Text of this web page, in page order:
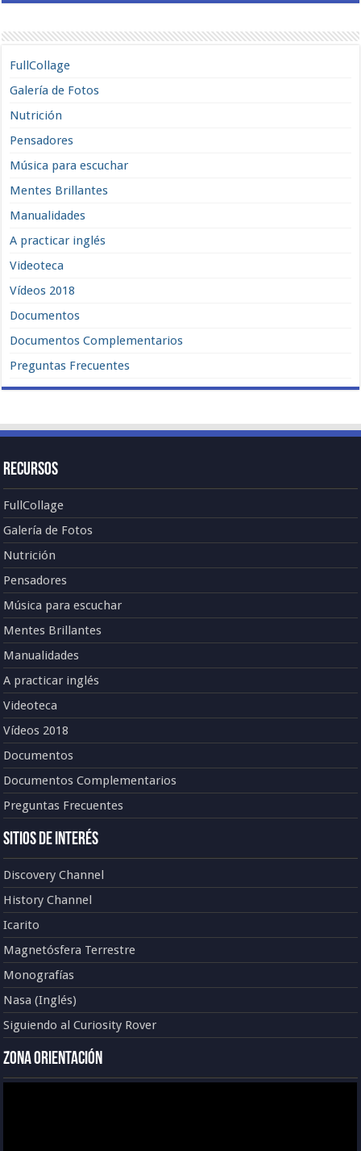
FullCollage
Galería de Fotos
Nutrición
Pensadores
Música para escuchar
Mentes Brillantes
Manualidades
A practicar inglés
Videoteca
Vídeos 2018
Documentos
Documentos Complementarios
Preguntas Frecuentes
Recursos
FullCollage
Galería de Fotos
Nutrición
Pensadores
Música para escuchar
Mentes Brillantes
Manualidades
A practicar inglés
Videoteca
Vídeos 2018
Documentos
Documentos Complementarios
Preguntas Frecuentes
Sitios de Interés
Discovery Channel
History Channel
Icarito
Magnetósfera Terrestre
Monografías
Nasa (Inglés)
Siguiendo al Curiosity Rover
Zona Orientación